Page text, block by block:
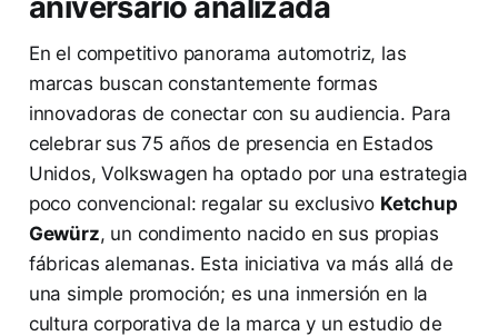
En el competitivo panorama automotriz, las
marcas buscan constantemente formas
innovadoras de conectar con su audiencia. Para
celebrar sus 75 años de presencia en Estados
Unidos, Volkswagen ha optado por una estrategia
poco convencional: regalar su exclusivo Ketchup
Gewürz, un condimento nacido en sus propias
fábricas alemanas. Esta iniciativa va más allá de
una simple promoción; es una inmersión en la
cultura corporativa de la marca y un estudio de